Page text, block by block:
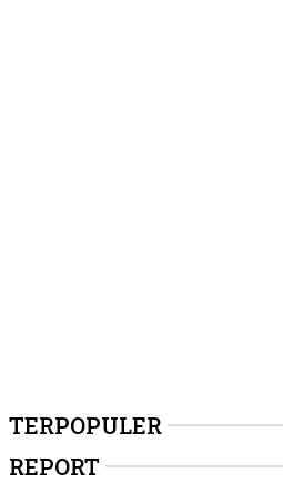
TERPOPULER
REPORT